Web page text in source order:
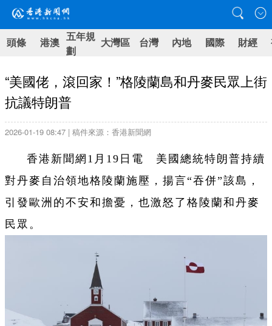
頭條 港澳 五年規
劃
大灣區 台灣 內地 國際 財經
“美國佬，滾回家！”格陵蘭島和丹麥民眾上街
抗議特朗普
2026-01-19 08:47 | 稿件來源：香港新聞網
香港新聞網1月19日電 美國總統特朗普持續
對丹麥自治領地格陵蘭施壓，揚言“吞併”該島，
引發歐洲的不安和擔憂，也激怒了格陵蘭和丹麥
民眾。